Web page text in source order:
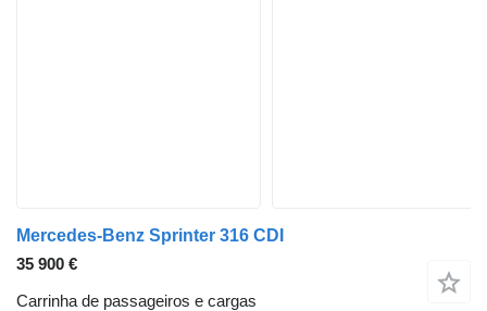
Mercedes-Benz Sprinter 316 CDI
35 900 €
Carrinha de passageiros e cargas